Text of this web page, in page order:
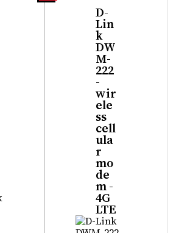
D-
Lin
k
DW
M-
222
-
wir
ele
ss
cell
ula
r
mo
de
m -
4G
LTE